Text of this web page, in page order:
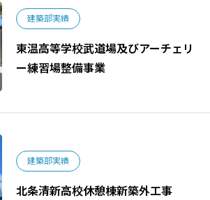
建築部実績
東温高等学校武道場及びアーチェリ
ー練習場整備事業
建築部実績
北条清新高校休憩棟新築外工事